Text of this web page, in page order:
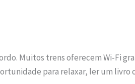
Muitos trens oferecem Wi-Fi
para relaxar, ler um livro